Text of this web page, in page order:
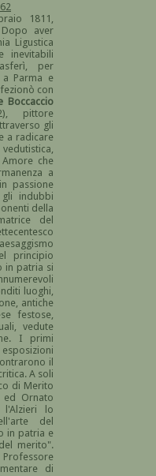
1811,
aver
Ligustica
inevitabili
per
Parma e
con
Boccaccio
pittore
gli
a radicare
che
a
passione
indubbi
della
del
principio
in patria si
luoghi,
antiche
festose,
vedute
I primi
il
A soli
di Merito
ed Ornato
l'Alzieri lo
del
in patria e
merito".
di